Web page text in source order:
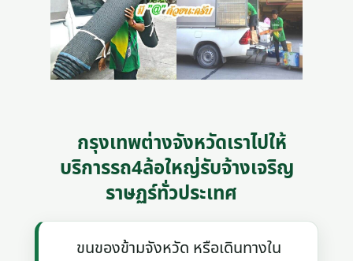
กรุงเทพต่างจังหวัดเราไปให้
บริการรถ4ล้อใหญ่รับจ้างเจริญ
ราษฏร์ทั่วประเทศ
ขนของข้ามจังหวัด หรือเดินทางใน